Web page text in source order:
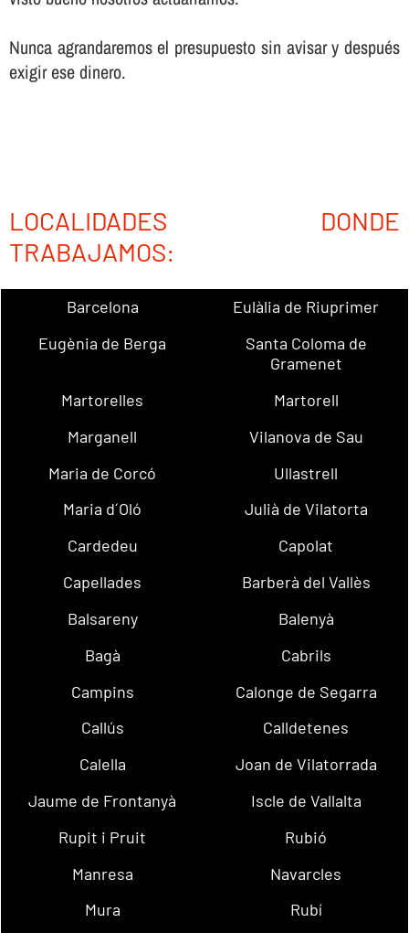
Nunca agrandaremos el presupuesto sin avisar y después
exigir ese dinero.
LOCALIDADES DONDE
TRABAJAMOS:
Barcelona
Eulàlia de Riuprimer
Eugènia de Berga
Santa Coloma de
Gramenet
Martorelles
Martorell
Marganell
Vilanova de Sau
Maria de Corcó
Ullastrell
Maria d´Oló
Julià de Vilatorta
Cardedeu
Capolat
Capellades
Barberà del Vallès
Balsareny
Balenyà
Bagà
Cabrils
Campins
Calonge de Segarra
Callús
Calldetenes
Calella
Joan de Vilatorrada
Jaume de Frontanyà
Iscle de Vallalta
Rupit i Pruit
Rubió
Manresa
Navarcles
Mura
Rubí